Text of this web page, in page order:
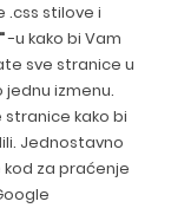
.css stilove i
-u kako bi Vam
sve stranice u
izmenu.
stranice kako bi
Jednostavno
za praćenje